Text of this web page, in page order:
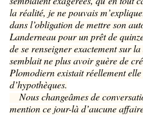
la réalité, je ne pouvais
dans l’obligation de mettre son
Landerneau pour un prêt de
de se renseigner exactement sur
semblait ne plus avoir guère de
Plomodiern existait réellement
d’hypothèques.
Nous changeâmes de
mention ce jour-là d’aucune